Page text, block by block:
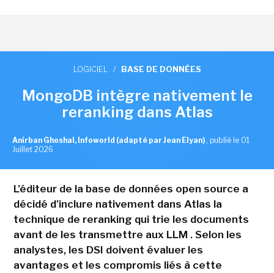
LOGICIEL / BASE DE DONNÉES
MongoDB intègre nativement le
reranking dans Atlas
Anirban Ghoshal, Infoworld (adapté par Jean Elyan) , publié le 01
Juillet 2026
L'éditeur de la base de données open source a
décidé d'inclure nativement dans Atlas la
technique de reranking qui trie les documents
avant de les transmettre aux LLM . Selon les
analystes, les DSI doivent évaluer les
avantages et les compromis liés à cette